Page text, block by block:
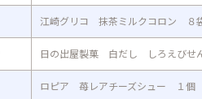
江崎グリコ 抹茶ミルクコロン ８
日の出屋製菓 白だし しろえび
ロピア 苺レアチーズシュー １個